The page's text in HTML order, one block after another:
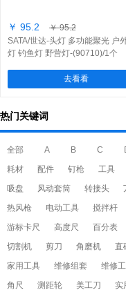
￥ 95.2
￥ 95.2
SATA/世达-头灯 多功能聚光 户
灯 钓鱼灯 野营灯-(90710)/1个
去看看
热门关键词
全部 A B C
耗材
配件 钉枪 工具
吸盘
风动套筒 转接头
热风枪
电动工具 搅拌杆
游标卡尺
高度尺 百分表
切割机
剪刀 角磨机 直
家用工具
维修组套 维修
角尺
测距轮 美工刀 实